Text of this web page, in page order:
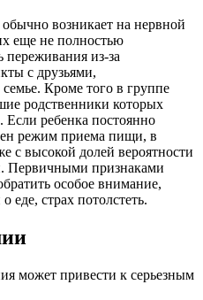
возникает на нервной
еще не полностью
из-за
с друзьями,
Кроме того в группе
родственники которых
Если ребенка постоянно
режим приема пищи, в
с высокой долей вероятности
Первичными признаками
особое внимание,
страх потолстеть.
может привести к серьезным